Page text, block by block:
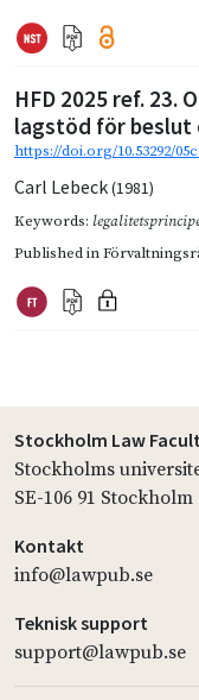
HFD 2025 ref. 23.
lagstöd för beslut
https://doi.org/10.53292/
Carl Lebeck(1981)
Keywords:
Published in
Stockholm Law
Stockholms
SE-106 91 Stockholm
Kontakt
info@lawpub.se
Teknisk support
support@lawpub.se